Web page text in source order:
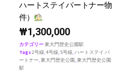
ハートステイパートナー物
件）
₩1,300,000
カテゴリー東大門歴史公園駅
Tags2号線,4号線, 5号線,ハートステイ パ
ートナー,東大門歴史公園 ,東大門歴史公園
駅